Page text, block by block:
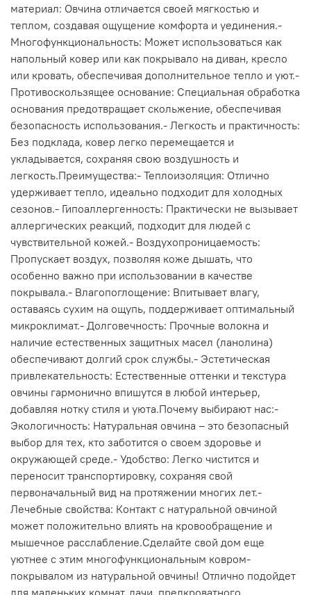
материал: Овчина отличается своей мягкостью и
теплом, создавая ощущение комфорта и уединения.-
Многофункциональность: Может использоваться как
напольный ковер или как покрывало на диван, кресло
или кровать, обеспечивая дополнительное тепло и уют.-
Противоскользящее основание: Специальная обработка
основания предотвращает скольжение, обеспечивая
безопасность использования.- Легкость и практичность:
Без подклада, ковер легко перемещается и
укладывается, сохраняя свою воздушность и
легкость.Преимущества:- Теплоизоляция: Отлично
удерживает тепло, идеально подходит для холодных
сезонов.- Гипоаллергенность: Практически не вызывает
аллергических реакций, подходит для людей с
чувствительной кожей.- Воздухопроницаемость:
Пропускает воздух, позволяя коже дышать, что
особенно важно при использовании в качестве
покрывала.- Влагопоглощение: Впитывает влагу,
оставаясь сухим на ощупь, поддерживает оптимальный
микроклимат.- Долговечность: Прочные волокна и
наличие естественных защитных масел (ланолина)
обеспечивают долгий срок службы.- Эстетическая
привлекательность: Естественные оттенки и текстура
овчины гармонично впишутся в любой интерьер,
добавляя нотку стиля и уюта.Почему выбирают нас:-
Экологичность: Натуральная овчина – это безопасный
выбор для тех, кто заботится о своем здоровье и
окружающей среде.- Удобство: Легко чистится и
переносит транспортировку, сохраняя свой
первоначальный вид на протяжении многих лет.-
Лечебные свойства: Контакт с натуральной овчиной
может положительно влиять на кровообращение и
мышечное расслабление.Сделайте свой дом еще
уютнее с этим многофункциональным ковром-
покрывалом из натуральной овчины! Отлично подойдет
для маленьких комнат, дачи, предкроватного